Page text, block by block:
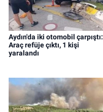
Aydın'da iki otomobil çarpıştı:
Araç refüje çıktı, 1 kişi
yaralandı